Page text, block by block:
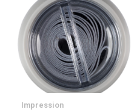
Impression